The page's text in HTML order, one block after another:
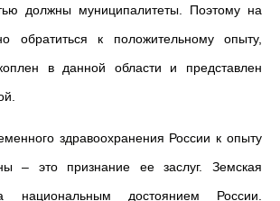
должны муниципалитеты. Поэтому на
обратиться к положительному опыту,
в данной области и представлен
здравоохранения России к опыту
– это признание ее заслуг. Земская
национальным достоянием России.